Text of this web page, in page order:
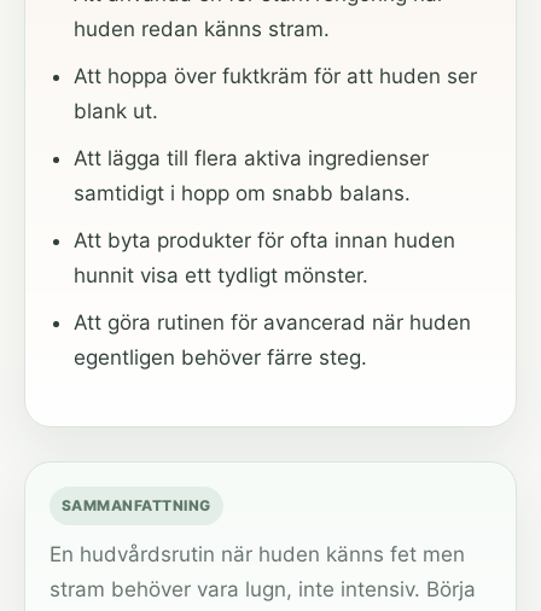
huden redan känns stram.
Att hoppa över fuktkräm för att huden ser
blank ut.
Att lägga till flera aktiva ingredienser
samtidigt i hopp om snabb balans.
Att byta produkter för ofta innan huden
hunnit visa ett tydligt mönster.
Att göra rutinen för avancerad när huden
egentligen behöver färre steg.
SAMMANFATTNING
En hudvårdsrutin när huden känns fet men
stram behöver vara lugn, inte intensiv. Börja